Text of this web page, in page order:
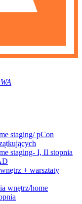
staging/ pCon
staging- I, II stopnia
+ warsztaty
wnętrz/home